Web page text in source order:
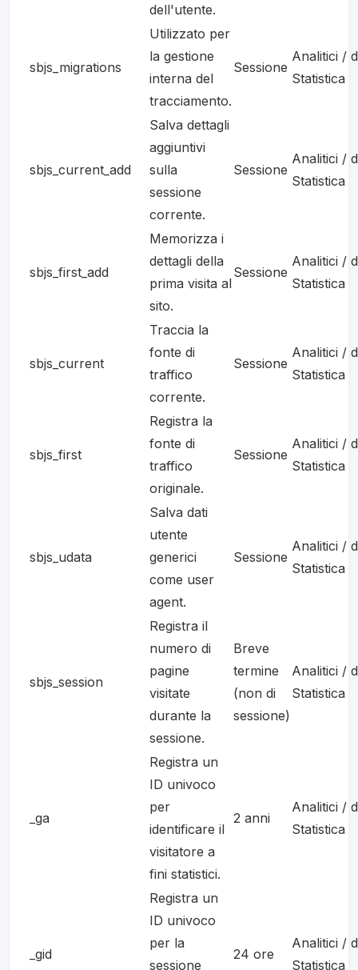
dell'utente.
sbjs_migrations
Utilizzato per
la gestione
interna del
tracciamento.
Sessione
Analitici /
Statistica
sbjs_current_add
Salva dettagli
aggiuntivi
sulla
sessione
corrente.
Sessione
Analitici /
Statistica
sbjs_first_add
Memorizza i
dettagli della
prima visita al
sito.
Sessione
Analitici /
Statistica
sbjs_current
Traccia la
fonte di
traffico
corrente.
Sessione
Analitici /
Statistica
sbjs_first
Registra la
fonte di
traffico
originale.
Sessione
Analitici /
Statistica
sbjs_udata
Salva dati
utente
generici
come user
agent.
Sessione
Analitici /
Statistica
sbjs_session
Registra il
numero di
pagine
visitate
durante la
sessione.
Breve
termine
(non di
sessione)
Analitici /
Statistica
_ga
Registra un
ID univoco
per
identificare il
visitatore a
fini statistici.
2 anni
Analitici /
Statistica
_gid
Registra un
ID univoco
per la
sessione
24 ore
Analitici /
Statistica